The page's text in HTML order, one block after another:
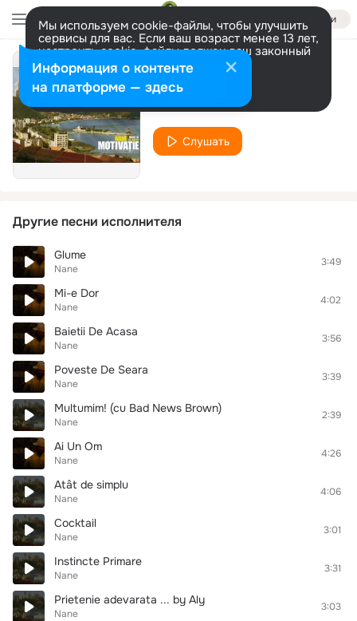
Войти
Мы используем cookie-файлы, чтобы улучшить
сервисы для вас. Если ваш возраст менее 13 лет,
настроить cookie-файлы должен ваш законный
представитель. Больше информации
Разрешить все Настроить
Inhibitia
Nane
Слушать
Другие песни исполнителя
Glume
Nane
3:49
Mi-e Dor
Nane
4:02
Baietii De Acasa
Nane
3:56
Poveste De Seara
Nane
3:39
Multumim! (cu Bad News Brown)
Nane
2:39
Ai Un Om
Nane
4:26
Atât de simplu
Nane
4:06
Cocktail
Nane
3:01
Instincte Primare
Nane
3:31
Prietenie adevarata ... by Aly
Nane
3:03
Информация о контенте
на платформе — здесь